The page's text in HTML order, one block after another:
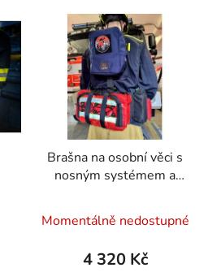
Brašna na osobní věci s
nosným systémem a
Momentálně nedostupné
4 320 Kč